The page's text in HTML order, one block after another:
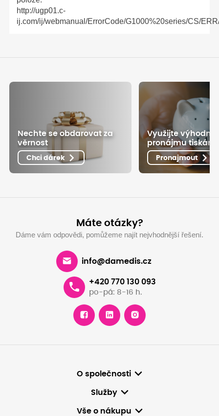
http://ugp01.c-
ij.com/ij/webmanual/ErrorCode/G1000%20series/CS/
Nechte se obdarovat za
věrnost
Chci dárek
Využijte
pronájmu
Pronajmout
Máte otázky?
Dáme vám odpovědi, pomůžeme najít nejvhodnější řešení.
info@damedis.cz
+420 770 130 093
po-pá: 8-16 h.
O společnosti
Služby
Vše o nákupu